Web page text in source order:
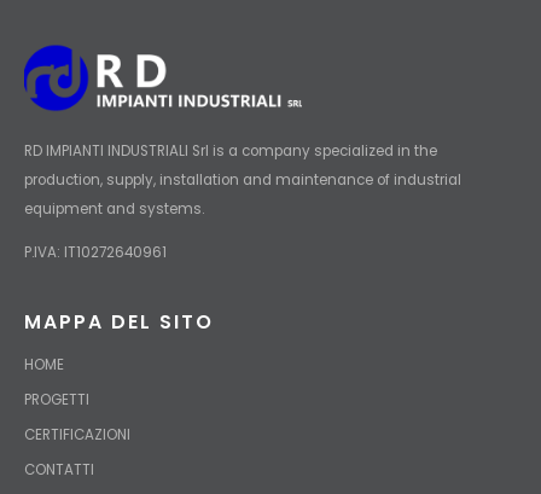
RD IMPIANTI INDUSTRIALI Srl is a company specialized in the
production, supply, installation and maintenance of industrial
equipment and systems.
P.IVA: IT10272640961
MAPPA DEL SITO
HOME
PROGETTI
CERTIFICAZIONI
CONTATTI